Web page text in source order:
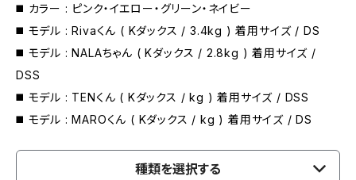
◼️ カラー : ピンク・イエロー・グリーン・ネイビー
◼️ モデル : Rivaくん ( Kダックス / 3.4kg ) 着用サイズ / DS
◼️ モデル : NALAちゃん ( Kダックス / 2.8kg ) 着用サイズ /
DSS
◼️ モデル : TENくん ( Kダックス / kg ) 着用サイズ / DSS
◼️ モデル : MAROくん ( Kダックス / kg ) 着用サイズ / DS
種類を選択する